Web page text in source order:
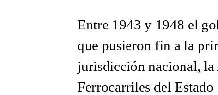
Entre 1943 y 1948 el
que pusieron fin a la
jurisdicción nacional,
Ferrocarriles del